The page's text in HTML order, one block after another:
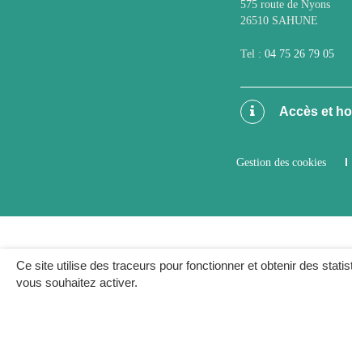
Ce site utilise des traceurs pour fonctionner et obtenir des
vous souhaitez activer.
575 route de Nyons
26510 SAHUNE
Tel : 04 75 26 79 05
Accès et
Gestion des cookies